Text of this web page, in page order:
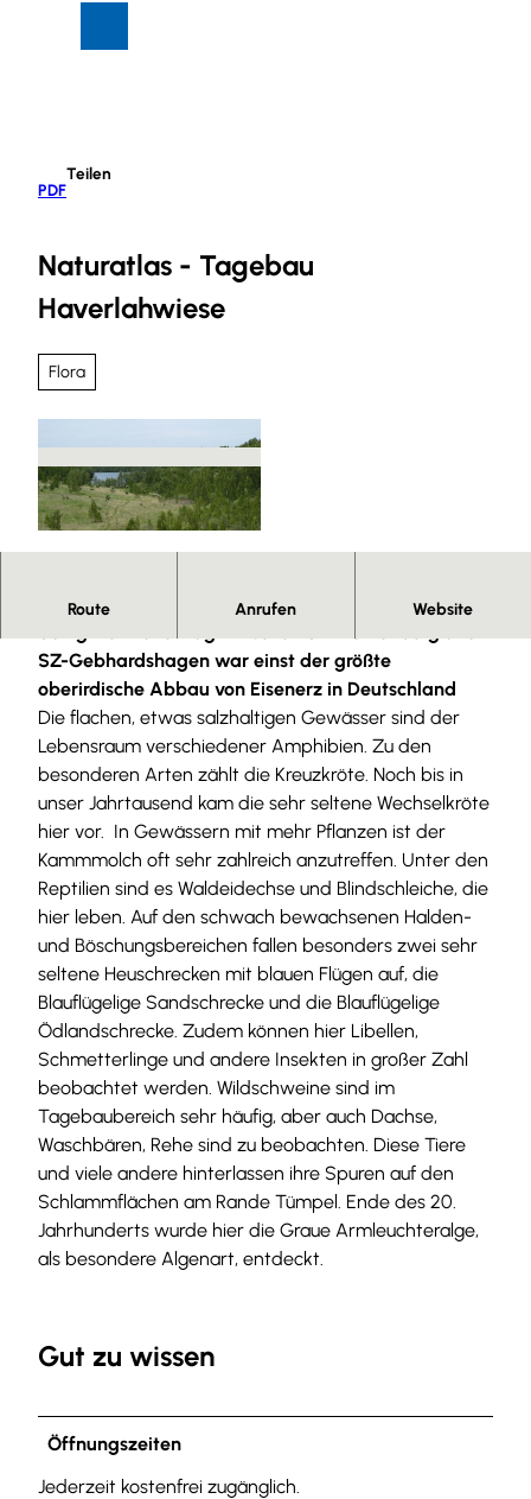
PDF
Teilen
Naturatlas - Tagebau
Haverlahwiese
Flora
Route Anrufen Website
Der ehemalige Eisenerz-Tagebau Haverlahwiese im
SZ-Gebhardshagen war einst der größte
oberirdische Abbau von Eisenerz in Deutschland
Die flachen, etwas salzhaltigen Gewässer sind der
Lebensraum verschiedener Amphibien. Zu den
besonderen Arten zählt die Kreuzkröte. Noch bis in
unser Jahrtausend kam die sehr seltene Wechselkröte
hier vor. In Gewässern mit mehr Pflanzen ist der
Kammmolch oft sehr zahlreich anzutreffen. Unter den
Reptilien sind es Waldeidechse und Blindschleiche, die
hier leben. Auf den schwach bewachsenen Halden-
und Böschungsbereichen fallen besonders zwei sehr
seltene Heuschrecken mit blauen Flügen auf, die
Blauflügelige Sandschrecke und die Blauflügelige
Ödlandschrecke. Zudem können hier Libellen,
Schmetterlinge und andere Insekten in großer Zahl
beobachtet werden. Wildschweine sind im
Tagebaubereich sehr häufig, aber auch Dachse,
Waschbären, Rehe sind zu beobachten. Diese Tiere
und viele andere hinterlassen ihre Spuren auf den
Schlammflächen am Rande Tümpel. Ende des 20.
Jahrhunderts wurde hier die Graue Armleuchteralge,
als besondere Algenart, entdeckt.
Gut zu wissen
Öffnungszeiten
Jederzeit kostenfrei zugänglich.